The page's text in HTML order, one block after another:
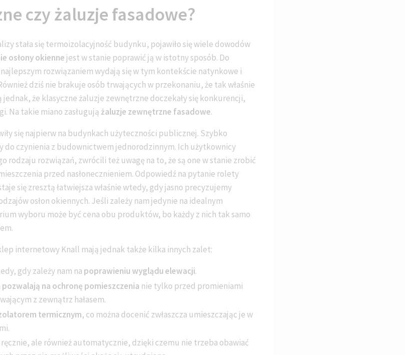
czy żaluzje fasadowe?
stała się termoizolacyjność budynku, pojawiło się wiele dowodów
osłony okienne jest w stanie poprawić ją w istotny sposób. Do
najlepszym rozwiązaniem wydają się w tym kontekście natynkowe i
dziś nie brakuje osób trwających w przekonaniu, że tak właśnie
że klasyczne żaluzje zewnętrzne doczekały się konkurencji,
Na takie miano zasługują żaluzje zewnętrzne fasadowe.
się najpierw na budynkach użyteczności publicznej. Szybko
do czynienia z budownictwem jednorodzinnym. Ich użytkownicy
rodzaju rozwiązań, zwrócili też uwagę na to, że są one w stanie zrobić
przed nasłonecznieniem. Odpowiedź na pytanie rolety
się zresztą łatwiejsza właśnie wtedy, gdy jasno precyzujemy
osłon okiennych. Jeśli zależy nam jedynie na idealnym
wyboru może być cena obu produktów, bo każdy z nich tak samo
internetowy Knall mają jednak także kilka innych zalet:
gdy zależy nam na poprawieniu wyglądu elewacji.
pozwalają na ochronę pomieszczenia nie tylko przed promieniami
z zewnątrz hałasem.
termicznym, co można docenić zwłaszcza umieszczając je w
ale również automatycznie, dzięki czemu nie trzeba obawiać